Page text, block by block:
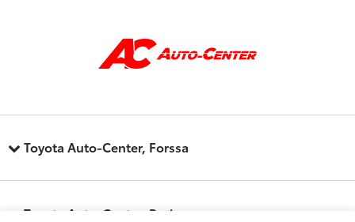
Toyota Auto-Center, Forssa
Toyota Auto-Center, Pori